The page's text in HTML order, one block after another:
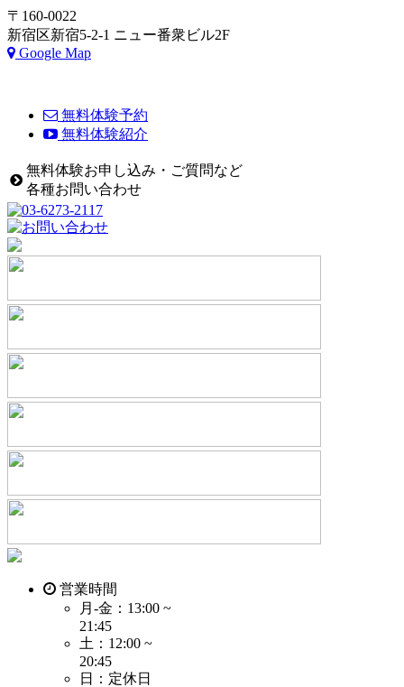
〒160-0022
新宿区新宿5-2-1 ニュー番衆ビル2F
Google Map
無料体験予約
無料体験紹介
無料体験お申し込み・ご質問など
各種お問い合わせ
営業時間
月-金：13:00 ~
21:45
土：12:00 ~
20:45
日：定休日